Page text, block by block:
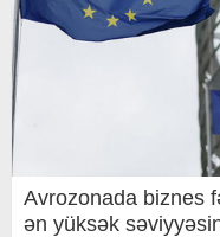
Avrozonada biznes
ən yüksək